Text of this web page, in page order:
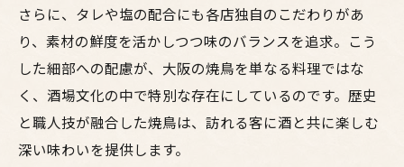
さらに、タレや塩の配合にも各店独自のこだわりがあ
り、素材の鮮度を活かしつつ味のバランスを追求。こう
した細部への配慮が、大阪の焼鳥を単なる料理ではな
く、酒場文化の中で特別な存在にしているのです。歴史
と職人技が融合した焼鳥は、訪れる客に酒と共に楽しむ
深い味わいを提供します。